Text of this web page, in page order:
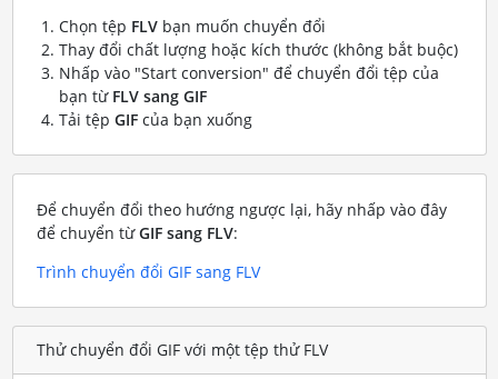
Chọn tệp FLVbạn muốn chuyển đổi
Thay đổi chất lượng hoặc kích thước (không bắt buộc)
Nhấp vào "Start conversion" để chuyển đổi tệp của
bạn từ FLV sang GIF
Tải tệp GIFcủa bạn xuống
Để chuyển đổi theo hướng ngược lại, hãy nhấp vào đây
để chuyển từGIF sang FLV:
Trình chuyển đổi GIF sang FLV
Thử chuyển đổi GIF với một tệp thử FLV